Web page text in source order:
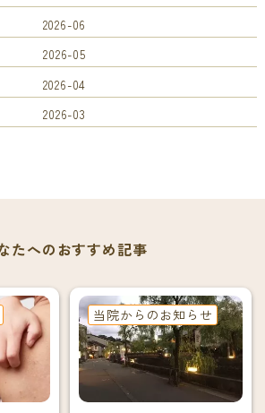
2026-06
2026-05
2026-04
2026-03
たへのおすすめ記事
当院からのお知らせ